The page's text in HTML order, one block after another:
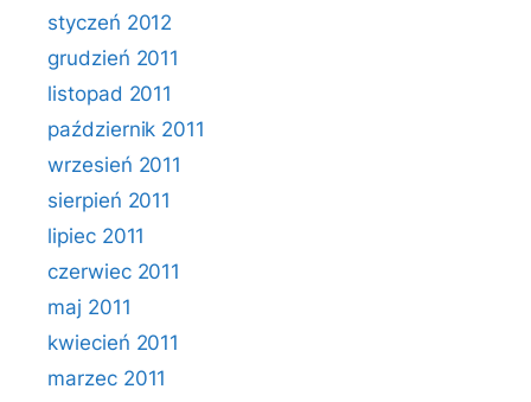
styczeń 2012
grudzień 2011
listopad 2011
październik 2011
wrzesień 2011
sierpień 2011
lipiec 2011
czerwiec 2011
maj 2011
kwiecień 2011
marzec 2011